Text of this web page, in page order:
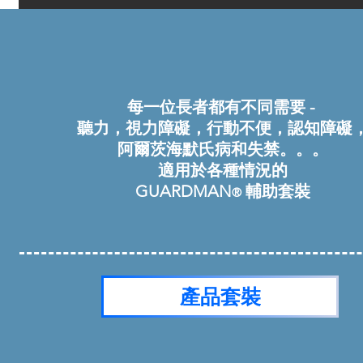
每一位長者都有不同需要 -
聽力，視力障礙，行動不便，認知障礙
阿爾茨海默氏病和失禁。。。
​適用於各種情況的
GUARDMAN®輔助套裝
產品套裝